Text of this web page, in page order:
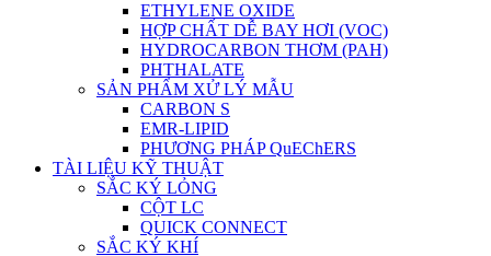
ETHYLENE OXIDE
HỢP CHẤT DỄ BAY HƠI (VOC)
HYDROCARBON THƠM (PAH)
PHTHALATE
SẢN PHẨM XỬ LÝ MẪU
CARBON S
EMR-LIPID
PHƯƠNG PHÁP QuEChERS
TÀI LIỆU KỸ THUẬT
SẮC KÝ LỎNG
CỘT LC
QUICK CONNECT
SẮC KÝ KHÍ